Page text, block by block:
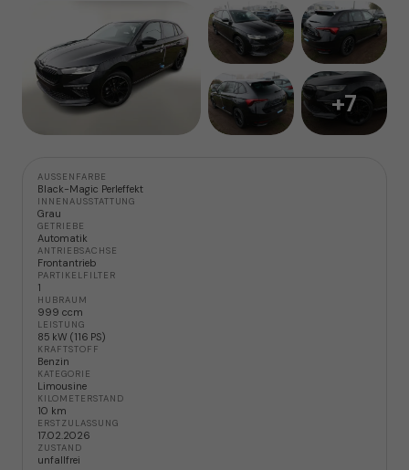
+7
AUSSENFARBE
Black-Magic Perleffekt
INNENAUSSTATTUNG
Grau
GETRIEBE
Automatik
ANTRIEBSACHSE
Frontantrieb
PARTIKELFILTER
1
HUBRAUM
999 ccm
LEISTUNG
85 kW (116 PS)
KRAFTSTOFF
Benzin
KATEGORIE
Limousine
KILOMETERSTAND
10 km
ERSTZULASSUNG
17.02.2026
ZUSTAND
unfallfrei